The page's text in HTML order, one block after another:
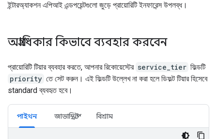
ইন্টারঅ্যাকশন এপিআই এন্ডপয়েন্টগুলো জুড়ে প্রায়োরিটি ইনফারেন্স উপলব্ধ।
অগ্রাধিকার কিভাবে ব্যবহার করবেন
প্রায়োরিটি টিয়ার ব্যবহার করতে, আপনার রিকোয়েস্টের service_tier ফিল্ডটি
priority তে সেট করুন। এই ফিল্ডটি উল্লেখ না করা হলে ডিফল্ট টিয়ার হিসেবে
standard ব্যবহৃত হবে।
পাইথন জাভাস্ক্রিপ্ট বিশ্রাম